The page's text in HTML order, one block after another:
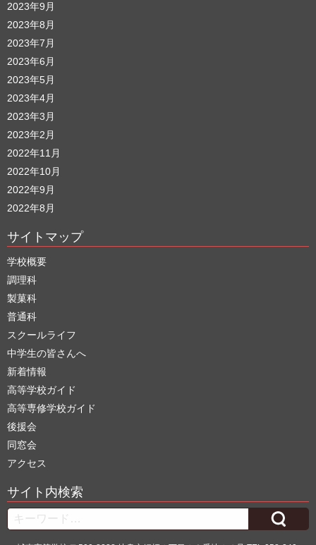
2023年9月
2023年8月
2023年7月
2023年6月
2023年5月
2023年4月
2023年3月
2023年2月
2022年11月
2022年10月
2022年9月
2022年8月
サイトマップ
学校概要
調理科
製菓科
普通科
スクールライフ
中学生の皆さんへ
新着情報
高等学校ガイド
高等専修学校ガイド
後援会
同窓会
アクセス
サイト内検索
Search